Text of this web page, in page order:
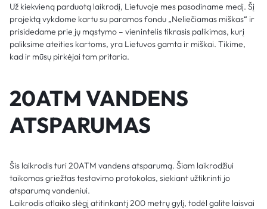
Už kiekvieną parduotą laikrodį, Lietuvoje mes pasodiname medį. Šį
projektą vykdome kartu su paramos fondu „Neliečiamas miškas“ ir
prisidedame prie jų mąstymo – vienintelis tikrasis palikimas, kurį
paliksime ateities kartoms, yra Lietuvos gamta ir miškai. Tikime,
kad ir mūsų pirkėjai tam pritaria.
20ATM VANDENS
ATSPARUMAS
Šis laikrodis turi 20ATM vandens atsparumą. Šiam laikrodžiui
taikomas griežtas testavimo protokolas, siekiant užtikrinti jo
atsparumą vandeniui.
Laikrodis atlaiko slėgį atitinkantį 200 metrų gylį, todėl galite laisvai